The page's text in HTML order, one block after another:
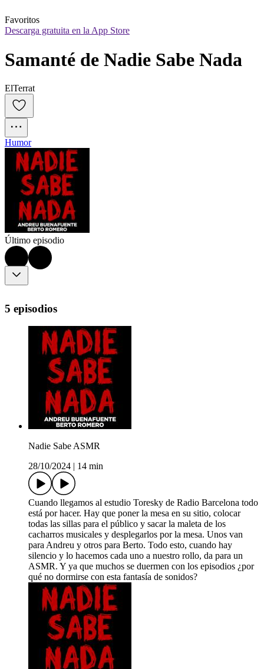
Favoritos
Descarga gratuita en la App Store
Samanté de Nadie Sabe Nada
ElTerrat
Humor
Último episodio
5 episodios
Nadie Sabe ASMR
28/10/2024
14 min
Cuando llegamos al estudio Toresky de Radio Barcelona todo
está por hacer. Hay que poner la mesa en su sitio, colocar
todas las sillas para el público y sacar la maleta de los
cacharros musicales y desplegarlos por la mesa. Unos van
para Andreu y otros para Berto. Todo esto, cuando hay
silencio y lo hacemos cada uno a nuestro rollo, da para un
ASMR. Y ya que muchos se duermen con los episodios ¿por
qué no dormirse con esta fantasía de sonidos?